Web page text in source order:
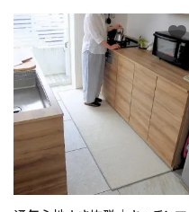
favorite